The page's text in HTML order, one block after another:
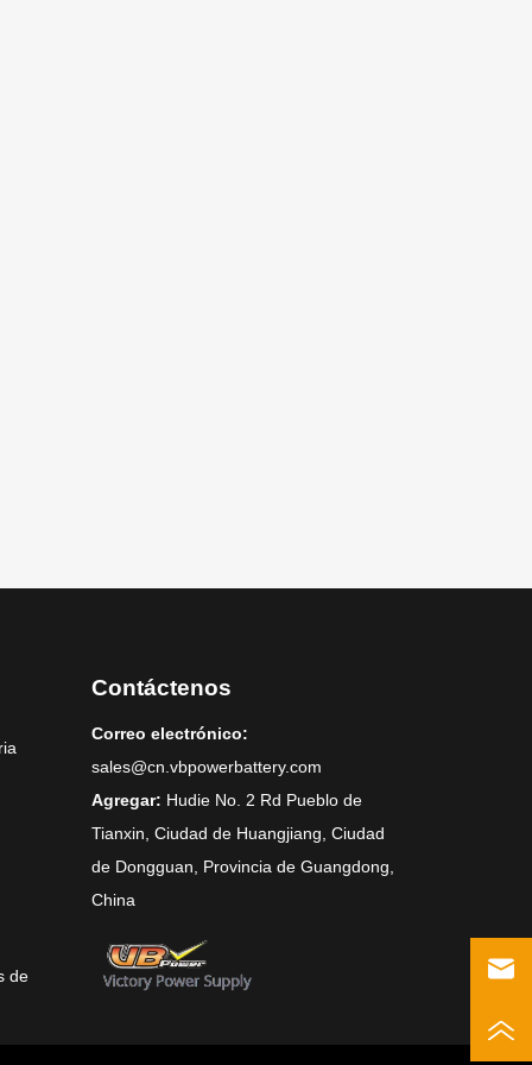
de
Contáctenos
Correo electrónico:
sales@cn.vbpowerbattery.com
Agregar: Hudie No. 2 Rd Pueblo de
Tianxin, Ciudad de Huangjiang, Ciudad
de Dongguan, Provincia de Guangdong,
China